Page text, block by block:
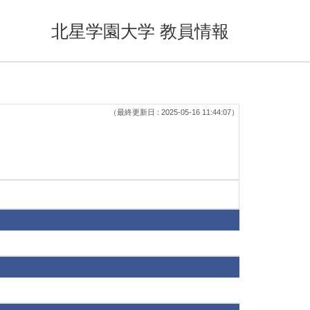
北星学園大学 教員情報
（最終更新日 : 2025-05-16 11:44:07）